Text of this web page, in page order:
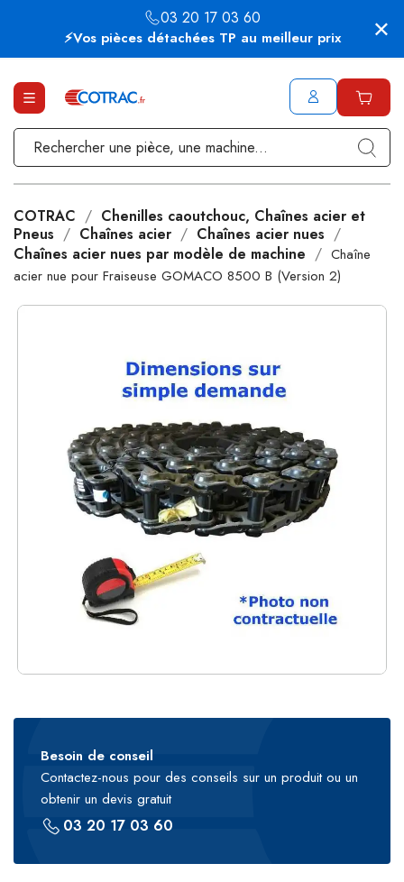
⚡Vos pièces détachées TP au meilleur prix
03 20 17 03 60
COTRAC
Chenilles caoutchouc, Chaînes acier et
Pneus
Chaînes acier
Chaînes acier nues
Chaînes acier nues par modèle de machine
Chaîne
acier nue pour Fraiseuse GOMACO 8500 B (Version 2)
Besoin de conseil
Contactez-nous pour des conseils sur un produit ou un
obtenir un devis gratuit
03 20 17 03 60